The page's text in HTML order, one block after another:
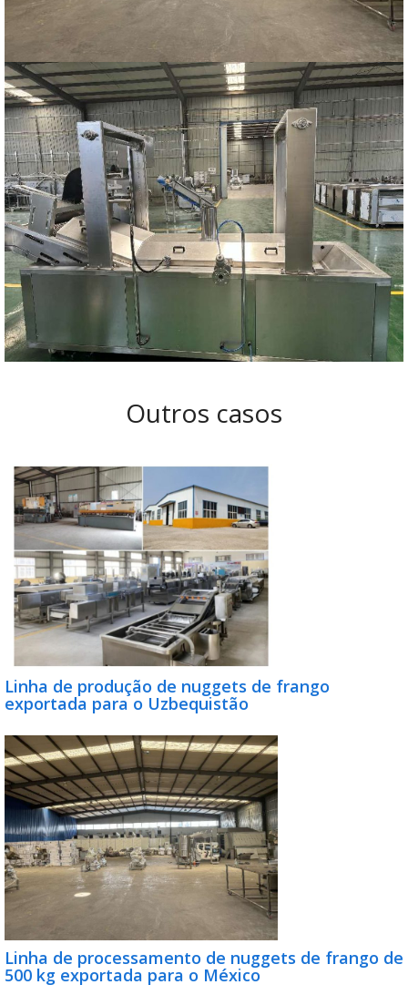
Outros casos
Linha de produção de nuggets de frango
exportada para o Uzbequistão
Linha de processamento de nuggets de frango de
500 kg exportada para o México